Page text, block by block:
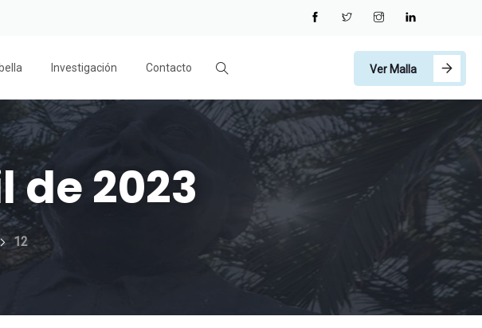
Investigación Contacto Ver Malla
de 2023
12